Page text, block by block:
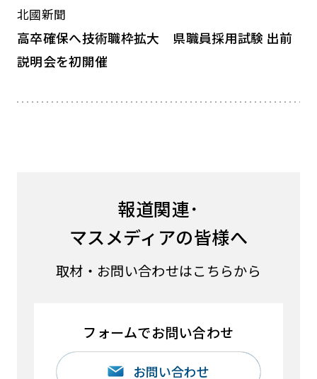
北國新聞
高卒確保へ技術職枠拡大 県職員採用試験 出前
説明会を初開催
報道関連･
マスメディアの皆様へ
取材・お問い合わせはこちらから
フォームでお問い合わせ
お問い合わせ